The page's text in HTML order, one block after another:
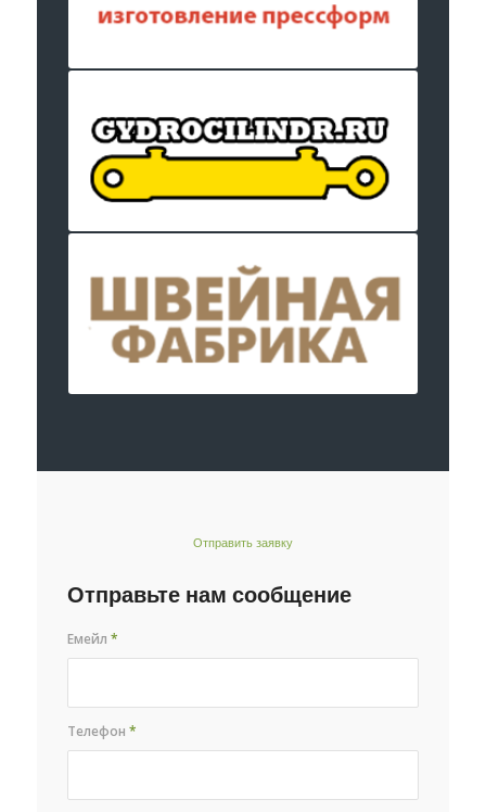
Отправить заявку
Отправьте нам сообщение
Емейл*
Телефон*